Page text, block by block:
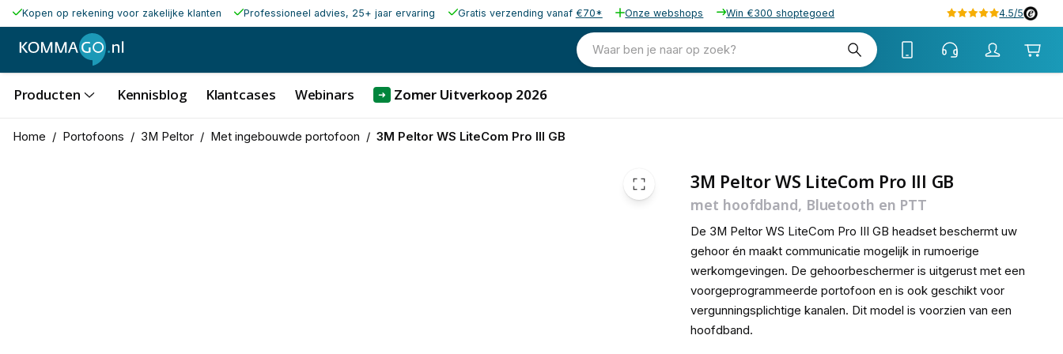
Kopen op rekening voor zakelijke klanten Professioneel advies, 25+ jaar ervaring Gratis verzending vanaf €70* Onze webshops Win €300 shoptegoed 4.5/5
Waar ben je naar op zoek?
Producten Kennisblog Klantcases Webinars ➜ Zomer Uitverkoop 2026
Home / Portofoons / 3M Peltor / Met ingebouwde portofoon / 3M Peltor WS LiteCom Pro III GB
3M Peltor WS LiteCom Pro III GB
met hoofdband, Bluetooth en PTT
De 3M Peltor WS LiteCom Pro III GB headset beschermt uw
gehoor én maakt communicatie mogelijk in rumoerige
werkomgevingen. De gehoorbeschermer is uitgerust met een
voorgeprogrammeerde portofoon en is ook geschikt voor
vergunningsplichtige kanalen. Dit model is voorzien van een
hoofdband.
1.186,89 excl. btw
1.436,14 incl. btw